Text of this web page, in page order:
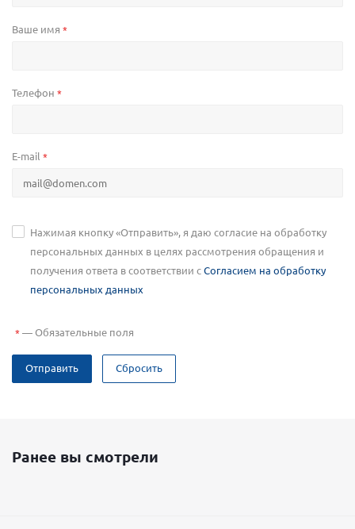
Ваше имя *
Телефон *
E-mail *
Нажимая кнопку «Отправить», я даю согласие на обработку
персональных данных в целях рассмотрения обращения и
получения ответа в соответствии сСогласием на обработку
персональных данных
*—Обязательные поля
Отправить Сбросить
Ранее вы смотрели